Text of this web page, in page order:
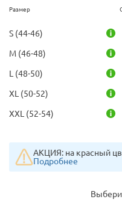
Размер
S (44-46)
M (46-48)
L (48-50)
XL (50-52)
XXL (52-54)
АКЦИЯ: на красный
Подробнее